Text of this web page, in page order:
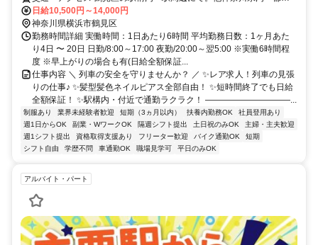
に現場あり。 ☆直行直帰
日給10,500円～14,000円
神奈川県横浜市鶴見区
勤務時間詳細 実働時間：1日あたり6時間 平均勤務日数：1ヶ月あた
り4日 〜 20日 日勤/8:00～17:00 夜勤/20:00～翌5:00 ※実働6時間程
度 ※早上がりの場合も有(日給全額保証...
仕事内容 ＼ 列車の安全を守りませんか？ ／ ✨レア求人！列車の見張
りの仕事♪ ✨髪型髪色ネイルピアス全部自由！ ✨短時間終了でも日給
全額保証！ ✨駅構内・付近で通勤ラクラク！ ――――――――――...
制服あり 業界未経験者歓迎 短期（3ヵ月以内） 扶養内勤務OK
社員登用あり
週1日からOK
副業・WワークOK 隔週シフト提出 土日祝のみOK
主婦・主夫歓迎
週1シフト提出
資格取得支援あり フリーター歓迎 バイク通勤OK
短期
シフト自由
学歴不問 車通勤OK 職場見学可 平日のみOK
アルバイト・パート